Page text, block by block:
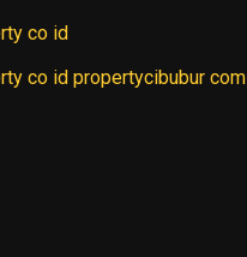
co id
co id propertycibubur com